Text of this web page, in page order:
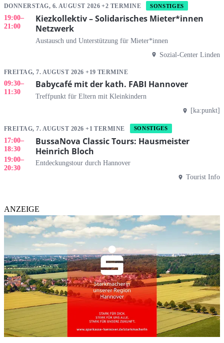
DONNERSTAG, 6. AUGUST 2026 +2 TERMINE SONSTIGES
19:00–
21:00
Kiezkollektiv – Solidarisches Mieter*innen
Netzwerk
Austausch und Unterstützung für Mieter*innen
Sozial-Center Linden
FREITAG, 7. AUGUST 2026 +19 TERMINE
09:30–
11:30
Babycafé mit der kath. FABI Hannover
Treffpunkt für Eltern mit Kleinkindern
[ka:punkt]
FREITAG, 7. AUGUST 2026 +1 TERMINE SONSTIGES
17:00–
18:30
19:00–
20:30
BussaNova Classic Tours: Hausmeister
Heinrich Bloch
Entdeckungstour durch Hannover
Tourist Info
ANZEIGE